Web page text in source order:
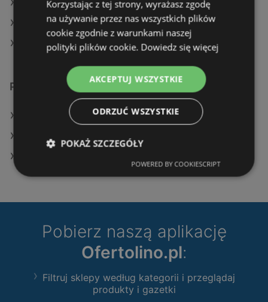
Aktualne gazetki OBI
Aktualne gazetki Leroy Merlin
Aktualne gazetki Castorama
Podobne sklepy detaliczne
Oferty Leroy Merlin
Oferty Castorama
Pobierz naszą aplikację
Ofertolino.pl:
Filtruj sklepy według kategorii i przeglądaj
produkty i gazetki
Korzystając z tej strony, wyrażasz zgodę
na używanie przez nas wszystkich plików
cookie zgodnie z warunkami naszej
polityki plików cookie. Dowiedz się więcej
AKCEPTUJ WSZYSTKIE
ODRZUĆ WSZYSTKIE
POKAŻ SZCZEGÓŁY
POWERED BY COOKIESCRIPT